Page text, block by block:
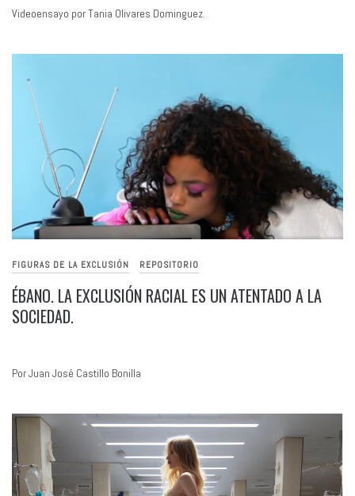
Videoensayo por Tania Olivares Dominguez.
FIGURAS DE LA EXCLUSIÓN REPOSITORIO
ÉBANO. LA EXCLUSIÓN RACIAL ES UN ATENTADO A LA
SOCIEDAD.
Por Juan José Castillo Bonilla